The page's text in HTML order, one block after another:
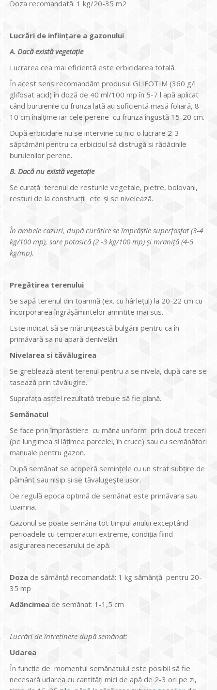
Doza recomandată: 1 kg/20-35 m2
Lucrări de infiinţare a gazonului
A. Dacă există vegetaţie
Lucrarea cea mai eficientă este erbicidarea totală.
În acest sens recomandăm produsul GLIFOTIM (360 g/l
glifosat acid) în doză de 40 ml/100 mp în 5-7 l apă aplicat
când buruienile cu frunza lată au suficientă masă foliară, 8-
10 cm înalţime iar cele perene cu frunza îngustă 15-20 cm.
După erbicidare nu se intervine cu nici o lucrare 2-3
săptămâni pentru ca erbicidul să distrugă si rădăcinile
buruienilor perene.
B. Dacă nu există vegetaţie
Se curaţă terenul de resturile vegetale, pietre, bolovani,
resturi de la construcţii etc. şi se nivelează.
În ambele cazuri, după curăţire se împrăştie superfosfat (3-4
kg/100 mp), sare potasică (2 -3 kg/100 mp) şi mraniţă (4-5
kg/mp).
Pregătirea terenului
Se sapă terenul din toamnă (ex. cu hârleţul) la 20-22 cm cu
încorporarea îngrăşămintelor amintite mai sus.
Este indicat să se mărunţească bulgării pentru ca în
primăvară sa nu apară denivelări.
Nivelarea si tăvălugirea
Se greblează atent terenul pentru a se nivela, după care se
tasează prin tăvălugire.
Suprafaţa astfel rezultată trebuie să fie plană.
Semănatul
Se face prin împrăştiere cu mâna uniform prin două treceri
(pe lungimea şi lăţimea parcelei, în cruce) sau cu semănători
manuale pentru gazon.
După semănat se acoperă seminţele cu un strat subţire de
pământ sau nisip şi se tăvalugeşte ușor.
De regulă epoca optimă de semănat este primăvara sau
toamna.
Gazonul se poate semăna tot timpul anului exceptând
perioadele cu temperaturi extreme, condiţia fiind
asigurarea necesarului de apă.
Doza de sămânţă recomandată: 1 kg sămânţă pentru 20-
35 mp
Adâncimea de semănat: 1-1,5 cm
Lucrări de întreţinere după semănat:
Udarea
În funcţie de momentul semănatului este posibil să fie
necesară udarea cu cantităţi mici de apă de 2-3 ori pe zi,